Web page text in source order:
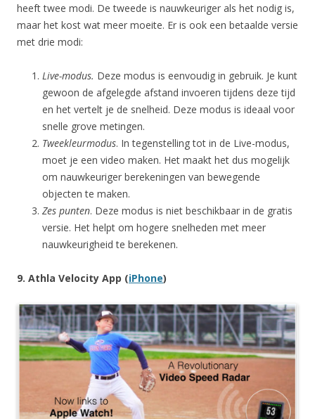
heeft twee modi. De tweede is nauwkeuriger als het nodig is,
maar het kost wat meer moeite. Er is ook een betaalde versie
met drie modi:
Live-modus. Deze modus is eenvoudig in gebruik. Je kunt
gewoon de afgelegde afstand invoeren tijdens deze tijd
en het vertelt je de snelheid. Deze modus is ideaal voor
snelle grove metingen.
Tweekleurmodus. In tegenstelling tot in de Live-modus,
moet je een video maken. Het maakt het dus mogelijk
om nauwkeuriger berekeningen van bewegende
objecten te maken.
Zes punten. Deze modus is niet beschikbaar in de gratis
versie. Het helpt om hogere snelheden met meer
nauwkeurigheid te berekenen.
9. Athla Velocity App (iPhone)